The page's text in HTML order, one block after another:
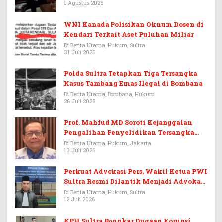
1 Agustus 2026
WNI Kanada Polisikan Oknum Dosen di
Kendari Terkait Aset Puluhan Miliar
Di Berita Utama, Hukum, Sultra
31 Juli 2026
Polda Sultra Tetapkan Tiga Tersangka
Kasus Tambang Emas Ilegal di Bombana
Di Berita Utama, Bombana, Hukum
26 Juli 2026
Prof. Mahfud MD Soroti Kejanggalan
Pengalihan Penyelidikan Tersangka
Febrie Adriansyah
Di Berita Utama, Hukum, Jakarta
13 Juli 2026
Perkuat Advokasi Pers, Wakil Ketua PWI
Sultra Resmi Dilantik Menjadi Advokat
PERADI
Di Berita Utama, Hukum, Sultra
12 Juli 2026